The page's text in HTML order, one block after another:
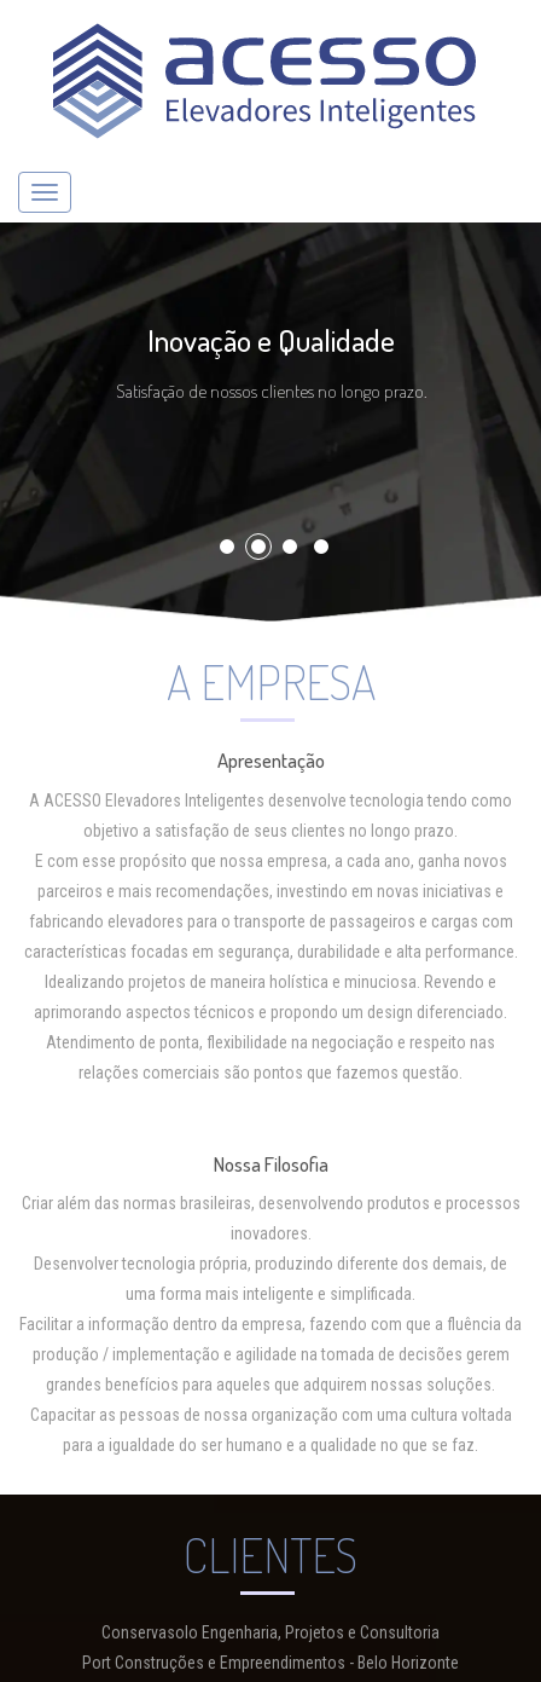
Toggle navigation
Inovação e Qualidade
Satisfação de nossos clientes no longo prazo.
A EMPRESA
Apresentação
A ACESSO Elevadores Inteligentes desenvolve tecnologia tendo como
objetivo a satisfação de seus clientes no longo prazo.
E com esse propósito que nossa empresa, a cada ano, ganha novos
parceiros e mais recomendações, investindo em novas iniciativas e
fabricando elevadores para o transporte de passageiros e cargas com
características focadas em segurança, durabilidade e alta performance.
Idealizando projetos de maneira holística e minuciosa. Revendo e
aprimorando aspectos técnicos e propondo um design diferenciado.
Atendimento de ponta, flexibilidade na negociação e respeito nas
relações comerciais são pontos que fazemos questão.
Nossa Filosofia
Criar além das normas brasileiras, desenvolvendo produtos e processos
inovadores.
Desenvolver tecnologia própria, produzindo diferente dos demais, de
uma forma mais inteligente e simplificada.
Facilitar a informação dentro da empresa, fazendo com que a fluência da
produção / implementação e agilidade na tomada de decisões gerem
grandes benefícios para aqueles que adquirem nossas soluções.
Capacitar as pessoas de nossa organização com uma cultura voltada
para a igualdade do ser humano e a qualidade no que se faz.
CLIENTES
Conservasolo Engenharia, Projetos e Consultoria
Port Construções e Empreendimentos - Belo Horizonte